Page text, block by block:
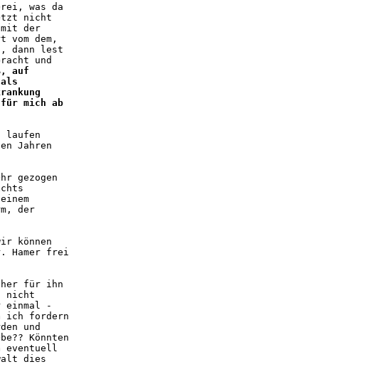
was da
nicht
der
vom dem,
dann lest
auf
als
für mich ab
laufen
Jahren
gezogen
der
können
Hamer frei
für ihn
nicht
einmal -
ich fordern
und
Könnten
eventuell
dies